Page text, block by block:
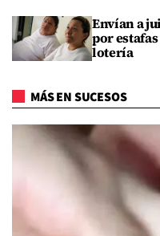
Envían a
por
lotería
MÁS EN SUCESOS